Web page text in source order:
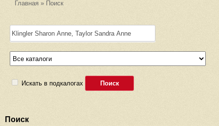
Главная » Поиск
Искать в подкалогах
Поиск